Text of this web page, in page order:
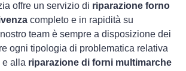
offre un servizio di riparazione forno
completo e in rapidità su
team è sempre a disposizione dei
ogni tipologia di problematica relativa
e alla riparazione di forni multimarche